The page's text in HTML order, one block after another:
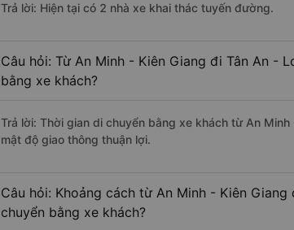
Trả lời: Hiện tại có 2 nhà xe khai thác tuyến đường.
Câu hỏi: Từ An Minh - Kiên Giang đi Tân An -
bằng xe khách?
Trả lời: Thời gian di chuyển bằng xe khách từ An
mật độ giao thông thuận lợi.
Câu hỏi: Khoảng cách từ An Minh - Kiên
chuyển bằng xe khách?